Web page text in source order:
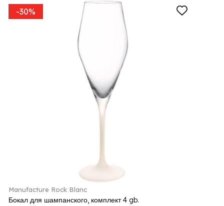
-30%
Manufacture Rock Blanc
Бокал для шампанского, комплект 4 gb.